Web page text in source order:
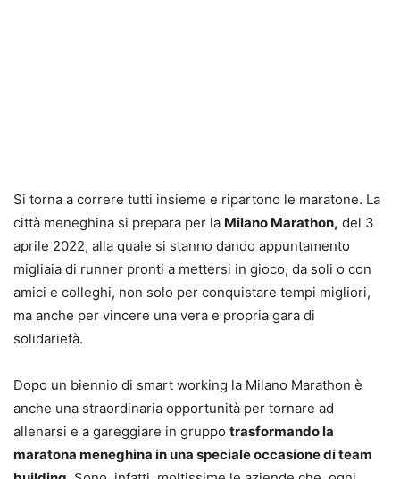
Si torna a correre tutti insieme e ripartono le maratone. La
città meneghina si prepara per la Milano Marathon, del 3
aprile 2022, alla quale si stanno dando appuntamento
migliaia di runner pronti a mettersi in gioco, da soli o con
amici e colleghi, non solo per conquistare tempi migliori,
ma anche per vincere una vera e propria gara di
solidarietà.
Dopo un biennio di smart working la Milano Marathon è
anche una straordinaria opportunità per tornare ad
allenarsi e a gareggiare in gruppo trasformando la
maratona meneghina in una speciale occasione di team